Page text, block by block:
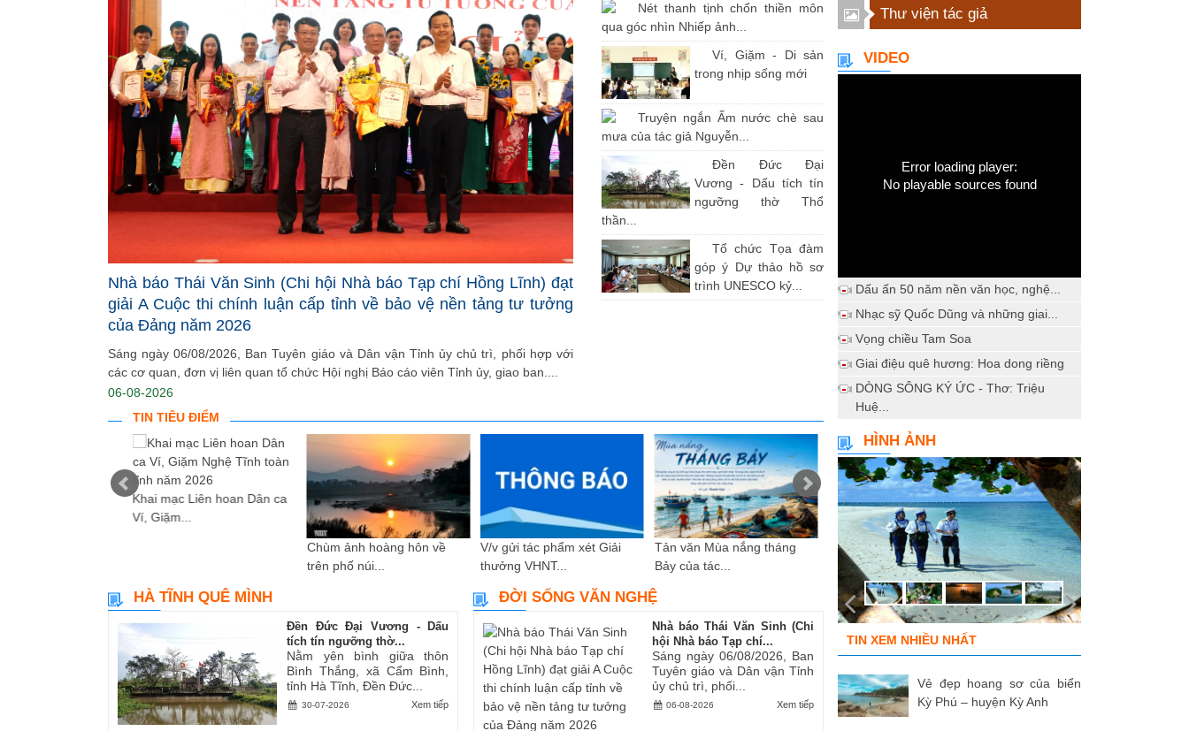
Nhà báo Thái Văn Sinh (Chi hội Nhà báo Tạp chí Hồng Lĩnh) đạt
giải A Cuộc thi chính luận cấp tỉnh về bảo vệ nền tảng tư tưởng
của Đảng năm 2026
Sáng ngày 06/08/2026, Ban Tuyên giáo và Dân vận Tỉnh ủy chủ trì, phối hợp với
các cơ quan, đơn vị liên quan tổ chức Hội nghị Báo cáo viên Tỉnh ủy, giao ban....
06-08-2026
Nét thanh tịnh chốn thiền môn
qua góc nhìn Nhiếp ảnh...
Ví, Giặm - Di sản
trong nhịp sống mới
Truyện ngắn Ấm nước chè sau
mưa của tác giả Nguyễn...
Đền Đức Đại
Vương - Dấu tích tín
ngưỡng thờ Thổ
thần...
Tổ chức Tọa đàm
góp ý Dự thảo hồ sơ
trình UNESCO kỷ...
TIN TIÊU ĐIỂM
Khai mạc Liên hoan Dân ca
Ví, Giặm...
Chùm ảnh hoàng hôn về
trên phố núi...
V/v gửi tác phẩm xét Giải
thưởng VHNT...
Tản văn Mùa nắng tháng
Bảy của tác...
Chùm ảnh “Kéo lưới rùng”
của NSNA...
ĐỒNG ĐỘI ƠI, CÁC ANH ĐÃ
TRỞ VỀ!
HÀ TĨNH QUÊ MÌNH
Đền Đức Đại Vương - Dấu
tích tín ngưỡng thờ...
Nằm yên bình giữa thôn
Bình Thắng, xã Cẩm Bình,
tỉnh Hà Tĩnh, Đền Đức...
Xem tiếp
30-07-2026
ĐỜI SỐNG VĂN NGHỆ
Nhà báo Thái Văn Sinh (Chi
hội Nhà báo Tạp chí...
Sáng ngày 06/08/2026, Ban
Tuyên giáo và Dân vận Tỉnh
ủy chủ trì, phối...
Xem tiếp
06-08-2026
Thư viện tác giả
VIDEO
Error loading player:
No playable sources found
Dấu ấn 50 năm nền văn học, nghệ...
Nhạc sỹ Quốc Dũng và những giai...
Vọng chiều Tam Soa
Giai điệu quê hương: Hoa dong riềng
DÒNG SÔNG KÝ ỨC - Thơ: Triệu
Huệ...
HÌNH ẢNH
TIN XEM NHIỀU NHẤT
Vẻ đẹp hoang sơ của biển
Kỳ Phú – huyện Kỳ Anh